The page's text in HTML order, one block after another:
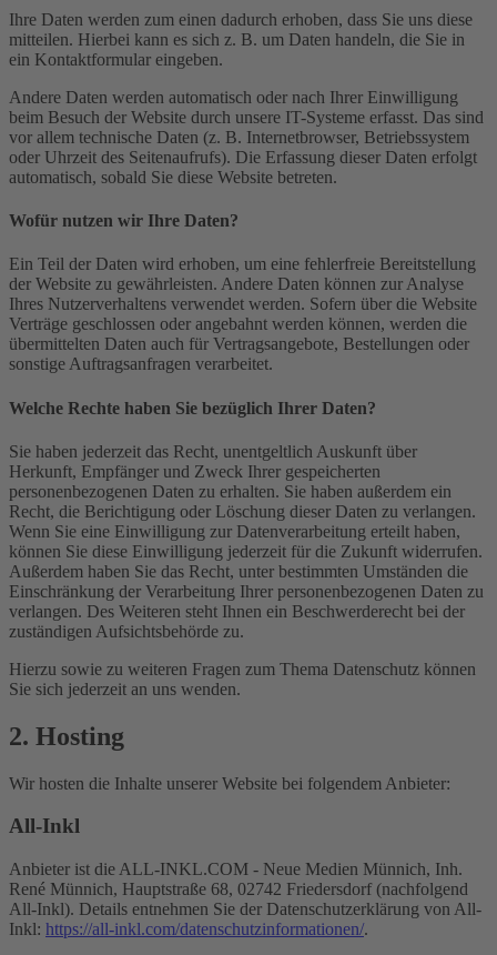
Ihre Daten werden zum einen dadurch erhoben, dass Sie uns diese
mitteilen. Hierbei kann es sich z. B. um Daten handeln, die Sie in
ein Kontaktformular eingeben.
Andere Daten werden automatisch oder nach Ihrer Einwilligung
beim Besuch der Website durch unsere IT-Systeme erfasst. Das sind
vor allem technische Daten (z. B. Internetbrowser, Betriebssystem
oder Uhrzeit des Seitenaufrufs). Die Erfassung dieser Daten erfolgt
automatisch, sobald Sie diese Website betreten.
Wofür nutzen wir Ihre Daten?
Ein Teil der Daten wird erhoben, um eine fehlerfreie Bereitstellung
der Website zu gewährleisten. Andere Daten können zur Analyse
Ihres Nutzerverhaltens verwendet werden. Sofern über die Website
Verträge geschlossen oder angebahnt werden können, werden die
übermittelten Daten auch für Vertragsangebote, Bestellungen oder
sonstige Auftragsanfragen verarbeitet.
Welche Rechte haben Sie bezüglich Ihrer Daten?
Sie haben jederzeit das Recht, unentgeltlich Auskunft über
Herkunft, Empfänger und Zweck Ihrer gespeicherten
personenbezogenen Daten zu erhalten. Sie haben außerdem ein
Recht, die Berichtigung oder Löschung dieser Daten zu verlangen.
Wenn Sie eine Einwilligung zur Datenverarbeitung erteilt haben,
können Sie diese Einwilligung jederzeit für die Zukunft widerrufen.
Außerdem haben Sie das Recht, unter bestimmten Umständen die
Einschränkung der Verarbeitung Ihrer personenbezogenen Daten zu
verlangen. Des Weiteren steht Ihnen ein Beschwerderecht bei der
zuständigen Aufsichtsbehörde zu.
Hierzu sowie zu weiteren Fragen zum Thema Datenschutz können
Sie sich jederzeit an uns wenden.
2. Hosting
Wir hosten die Inhalte unserer Website bei folgendem Anbieter:
All-Inkl
Anbieter ist die ALL-INKL.COM - Neue Medien Münnich, Inh.
René Münnich, Hauptstraße 68, 02742 Friedersdorf (nachfolgend
All-Inkl). Details entnehmen Sie der Datenschutzerklärung von All-
Inkl: https://all-inkl.com/datenschutzinformationen/.